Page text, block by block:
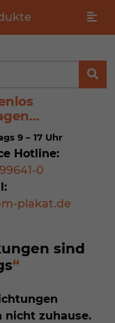
9 – 17 Uhr
Hotline:
0
plakat.de
sind
nicht zuhause.